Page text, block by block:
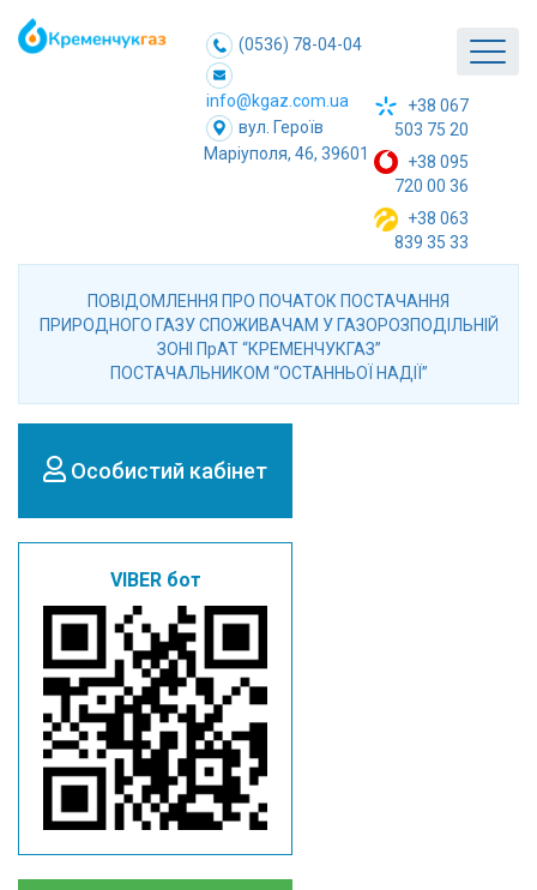
(0536) 78-04-04
info@kgaz.com.ua
вул. Героїв
Маріуполя, 46, 39601
+38 067
503 75 20
+38 095
720 00 36
+38 063
839 35 33
ПОВІДОМЛЕННЯ ПРО ПОЧАТОК ПОСТАЧАННЯ
ПРИРОДНОГО ГАЗУ СПОЖИВАЧАМ У ГАЗОРОЗПОДІЛЬНІЙ
ЗОНІ ПрАТ “КРЕМЕНЧУКГАЗ”
ПОСТАЧАЛЬНИКОМ “ОСТАННЬОЇ НАДІЇ”
Особистий кабінет
VIBER бот